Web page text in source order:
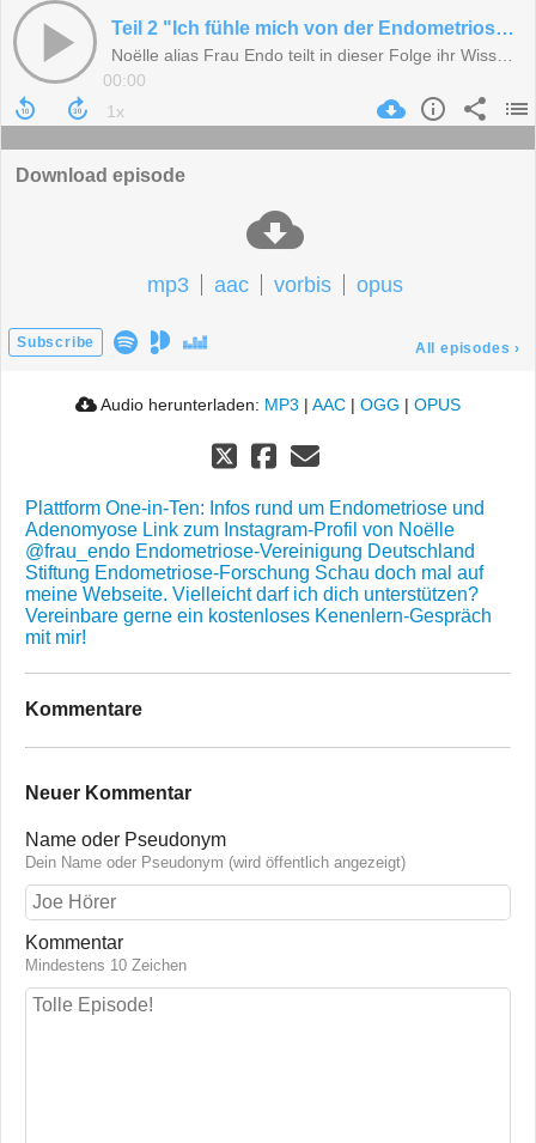
Teil 2 "Ich fühle mich von der Endometriose in meiner Weiblichkeit angegriffen" - Warum Endometriose so perfide ist
00:00
Download episode
mp3 aac vorbis opus
Subscribe All episodes ›
Audio herunterladen: MP3 | AAC | OGG | OPUS
Plattform One-in-Ten: Infos rund um Endometriose und
Adenomyose Link zum Instagram-Profil von Noëlle
@frau_endo Endometriose-Vereinigung Deutschland
Stiftung Endometriose-Forschung Schau doch mal auf
meine Webseite. Vielleicht darf ich dich unterstützen?
Vereinbare gerne ein kostenloses Kenenlern-Gespräch
mit mir!
Kommentare
Neuer Kommentar
Name oder Pseudonym
Dein Name oder Pseudonym (wird öffentlich angezeigt)
Kommentar
Mindestens 10 Zeichen